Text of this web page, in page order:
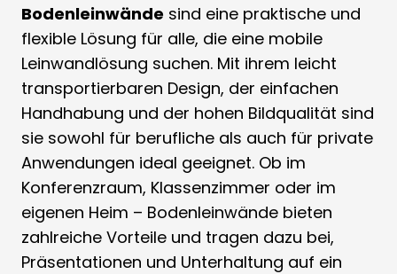
Bodenleinwände sind eine praktische und
flexible Lösung für alle, die eine mobile
Leinwandlösung suchen. Mit ihrem leicht
transportierbaren Design, der einfachen
Handhabung und der hohen Bildqualität sind
sie sowohl für berufliche als auch für private
Anwendungen ideal geeignet. Ob im
Konferenzraum, Klassenzimmer oder im
eigenen Heim – Bodenleinwände bieten
zahlreiche Vorteile und tragen dazu bei,
Präsentationen und Unterhaltung auf ein